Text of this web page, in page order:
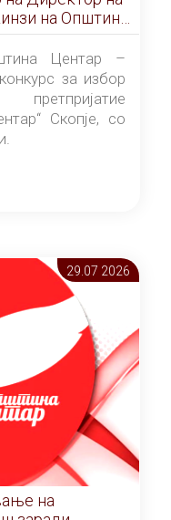
Центар –
за избор
Скопје, со
29.07 2026